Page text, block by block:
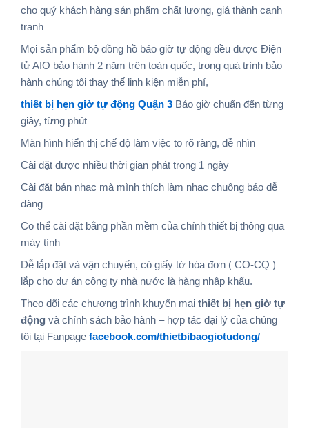
cho quý khách hàng sản phẩm chất lượng, giá thành cạnh
tranh
Mọi sản phẩm bộ đồng hồ báo giờ tự động đều được Điện
tử AIO bảo hành 2 năm trên toàn quốc, trong quá trình bảo
hành chúng tôi thay thế linh kiện miễn phí,
thiết bị hẹn giờ tự động Quận 3 Báo giờ chuẩn đến từng
giây, từng phút
Màn hình hiển thị chế độ làm việc to rõ ràng, dễ nhìn
Cài đặt được nhiều thời gian phát trong 1 ngày
Cài đặt bản nhạc mà mình thích làm nhạc chuông báo dễ
dàng
Co thể cài đặt bằng phần mềm của chính thiết bị thông qua
máy tính
Dễ lắp đặt và vận chuyển, có giấy tờ hóa đơn ( CO-CQ )
lắp cho dự án công ty nhà nước là hàng nhập khẩu.
Theo dõi các chương trình khuyến mại thiết bị hẹn giờ tự
động và chính sách bảo hành – hợp tác đại lý của chúng
tôi tại Fanpage facebook.com/thietbibaogiotudong/